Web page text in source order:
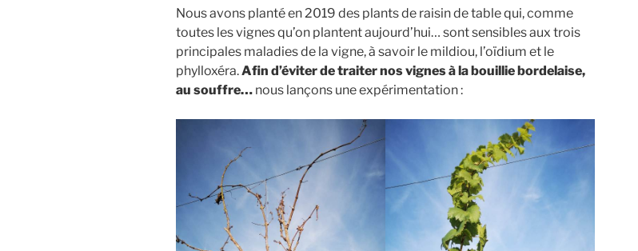
c
e
b
o
o
k
s
e
n
g
e
r
a
l
n
k
e
d
I
i
t
e
r
p
L
i
n
Nous avons planté en 2019 des plants de raisin de table qui, comme
toutes les vignes qu’on plantent aujourd’hui… sont sensibles aux trois
principales maladies de la vigne, à savoir le mildiou, l’oïdium et le
phylloxéra.Afin d’éviter de traiter nos vignes à la bouillie bordelaise,
au souffre… nous lançons une expérimentation :